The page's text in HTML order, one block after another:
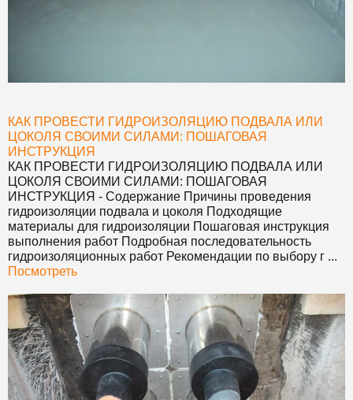
КАК ПРОВЕСТИ ГИДРОИЗОЛЯЦИЮ ПОДВАЛА ИЛИ
ЦОКОЛЯ СВОИМИ СИЛАМИ: ПОШАГОВАЯ
ИНСТРУКЦИЯ
КАК ПРОВЕСТИ ГИДРОИЗОЛЯЦИЮ ПОДВАЛА ИЛИ
ЦОКОЛЯ СВОИМИ СИЛАМИ: ПОШАГОВАЯ
ИНСТРУКЦИЯ - Содержание Причины проведения
гидроизоляции подвала и цоколя Подходящие
материалы для гидроизоляции Пошаговая инструкция
выполнения работ Подробная последовательность
гидроизоляционных работ Рекомендации по выбору г ...
Посмотреть